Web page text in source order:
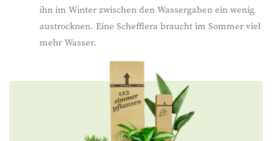
ihn im Winter zwischen den Wassergaben ein wenig
austrocknen. Eine Schefflera braucht im Sommer viel
mehr Wasser.